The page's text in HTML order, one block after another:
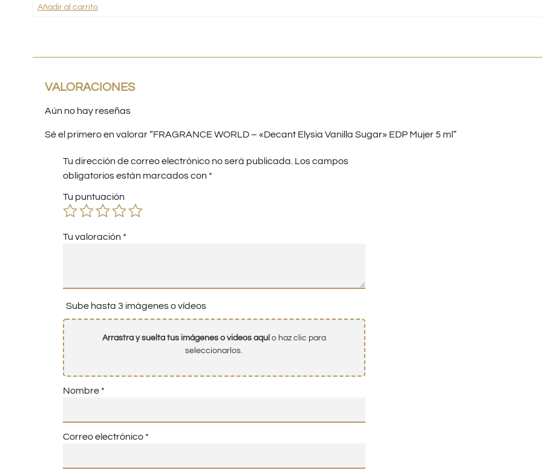
Añadir al carrito
VALORACIONES
Aún no hay reseñas
Sé el primero en valorar “FRAGRANCE WORLD – «Decant Elysia Vanilla Sugar» EDP Mujer 5 ml”
Tu dirección de correo electrónico no será publicada. Los campos
obligatorios están marcados con *
Tu puntuación
Tu valoración *
Sube hasta 3 imágenes o vídeos
Arrastra y suelta tus imágenes o videos aquío haz clic para
seleccionarlos.
Nombre *
Correo electrónico *